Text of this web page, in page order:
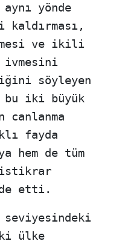
yönde
ve ikili
söyleyen
bu iki büyük
canlanma
fayda
hem de tüm
istikrar
etti.
ülke